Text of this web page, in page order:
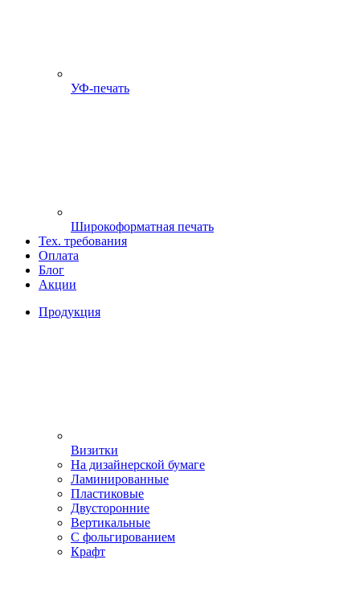
УФ-печать
Широкоформатная печать
Тех. требования
Оплата
Блог
Акции
Продукция
Визитки
На дизайнерской бумаге
Ламинированные
Пластиковые
Двусторонние
Вертикальные
С фольгированием
Крафт